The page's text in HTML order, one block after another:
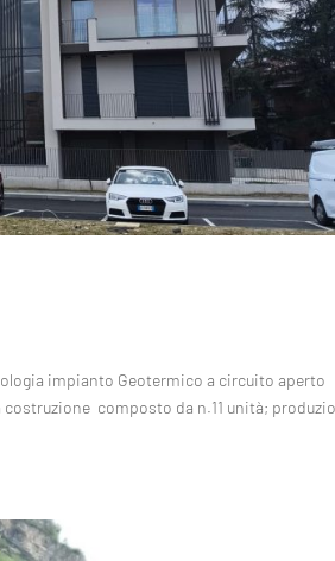
impianto Geotermico a circuito aperto
composto da n.11 unità;